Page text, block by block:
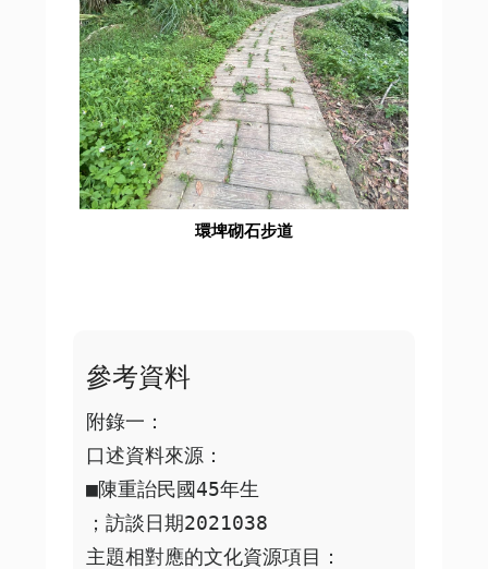
環埤砌石步道
參考資料
附錄一：
口述資料來源：
■陳重詒民國45年生
；訪談日期2021038
主題相對應的文化資源項目：